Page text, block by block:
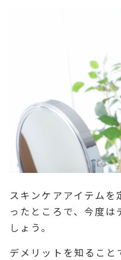
スキンケアアイテム
ったところで、今度
しょう。
デメリットを知るこ